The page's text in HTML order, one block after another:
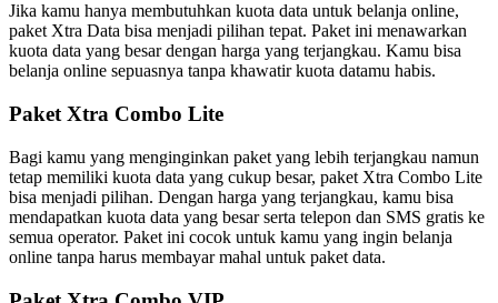
Jika kamu hanya membutuhkan kuota data untuk belanja online,
paket Xtra Data bisa menjadi pilihan tepat. Paket ini menawarkan
kuota data yang besar dengan harga yang terjangkau. Kamu bisa
belanja online sepuasnya tanpa khawatir kuota datamu habis.
Paket Xtra Combo Lite
Bagi kamu yang menginginkan paket yang lebih terjangkau namun
tetap memiliki kuota data yang cukup besar, paket Xtra Combo Lite
bisa menjadi pilihan. Dengan harga yang terjangkau, kamu bisa
mendapatkan kuota data yang besar serta telepon dan SMS gratis ke
semua operator. Paket ini cocok untuk kamu yang ingin belanja
online tanpa harus membayar mahal untuk paket data.